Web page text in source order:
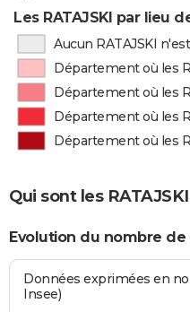
Les RATAJSKI par lieu
Aucun RATAJSKI
Département où les
Département où les
Département où les
Département où les
Qui sont les
Evolution du nombre de
Données exprimées en
Insee)